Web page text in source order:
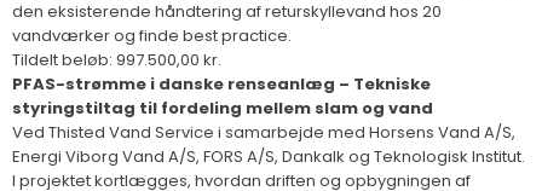
den eksisterende håndtering af returskyllevand hos 20
vandværker og finde best practice.
Tildelt beløb: 997.500,00 kr.
PFAS-strømme i danske renseanlæg – Tekniske
styringstiltag til fordeling mellem slam og vand
Ved Thisted Vand Service i samarbejde med Horsens Vand A/S,
Energi Viborg Vand A/S, FORS A/S, Dankalk og Teknologisk Institut.
I projektet kortlægges, hvordan driften og opbygningen af